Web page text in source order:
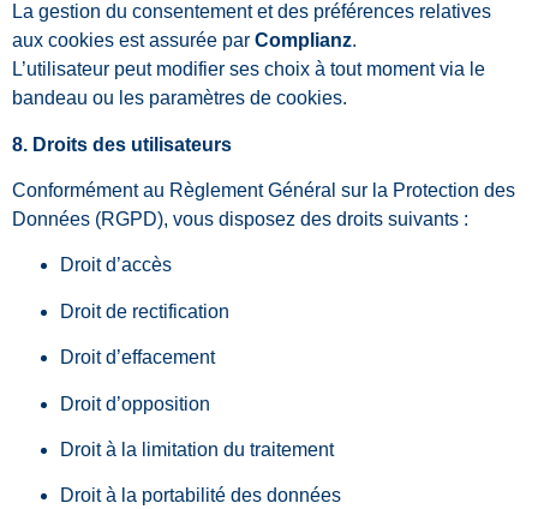
La gestion du consentement et des préférences relatives
aux cookies est assurée par Complianz.
L’utilisateur peut modifier ses choix à tout moment via le
bandeau ou les paramètres de cookies.
8. Droits des utilisateurs
Conformément au Règlement Général sur la Protection des
Données (RGPD), vous disposez des droits suivants :
Droit d’accès
Droit de rectification
Droit d’effacement
Droit d’opposition
Droit à la limitation du traitement
Droit à la portabilité des données